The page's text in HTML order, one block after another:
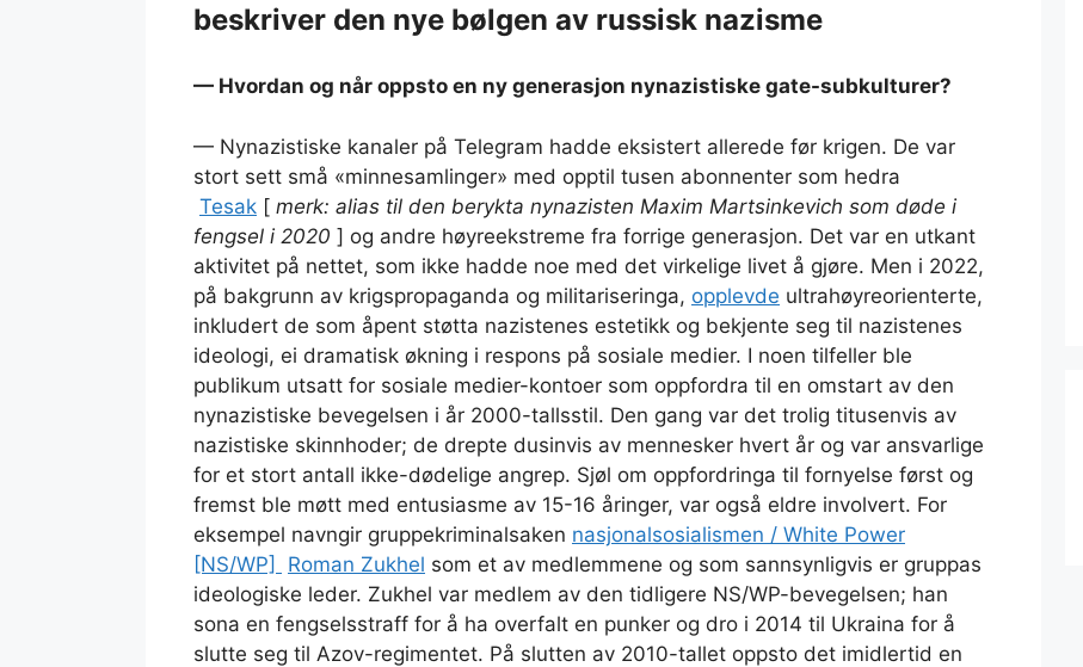
beskriver den nye bølgen av russisk nazisme
— Hvordan og når oppsto en ny generasjon nynazistiske gate-subkulturer?
— Nynazistiske kanaler på Telegram hadde eksistert allerede før krigen. De var
stort sett små «minnesamlinger» med opptil tusen abonnenter som hedra
Tesak [ merk: alias til den berykta nynazisten Maxim Martsinkevich som døde i
fengsel i 2020 ] og andre høyreekstreme fra forrige generasjon. Det var en utkant
aktivitet på nettet, som ikke hadde noe med det virkelige livet å gjøre. Men i 2022,
på bakgrunn av krigspropaganda og militariseringa, opplevde ultrahøyreorienterte,
inkludert de som åpent støtta nazistenes estetikk og bekjente seg til nazistenes
ideologi, ei dramatisk økning i respons på sosiale medier. I noen tilfeller ble
publikum utsatt for sosiale medier-kontoer som oppfordra til en omstart av den
nynazistiske bevegelsen i år 2000-tallsstil. Den gang var det trolig titusenvis av
nazistiske skinnhoder; de drepte dusinvis av mennesker hvert år og var ansvarlige
for et stort antall ikke-dødelige angrep. Sjøl om oppfordringa til fornyelse først og
fremst ble møtt med entusiasme av 15-16 åringer, var også eldre involvert. For
eksempel navngir gruppekriminalsaken nasjonalsosialismen / White Power
[NS/WP]
Roman Zukhel som et av medlemmene og som sannsynligvis er gruppas
ideologiske leder. Zukhel var medlem av den tidligere NS/WP-bevegelsen; han
sona en fengselsstraff for å ha overfalt en punker og dro i 2014 til Ukraina for å
slutte seg til Azov-regimentet. På slutten av 2010-tallet oppsto det imidlertid en